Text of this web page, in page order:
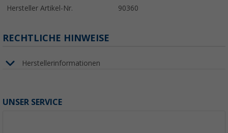
Hersteller Artikel-Nr. 90360
RECHTLICHE HINWEISE
Herstellerinformationen
UNSER SERVICE